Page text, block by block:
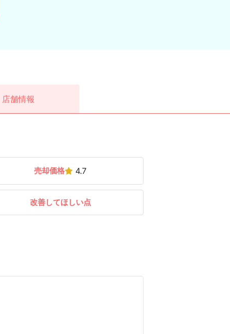
店舗情報
売却価格 4.7
改善してほしい点